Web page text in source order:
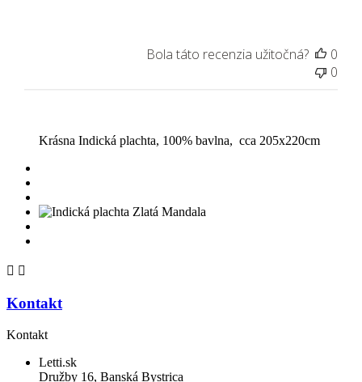
Bola táto recenzia užitočná?
0
0
Krásna Indická plachta, 100% bavlna, cca 205x220cm
 
Kontakt
Kontakt
Letti.sk
Družby 16, Banská Bystrica